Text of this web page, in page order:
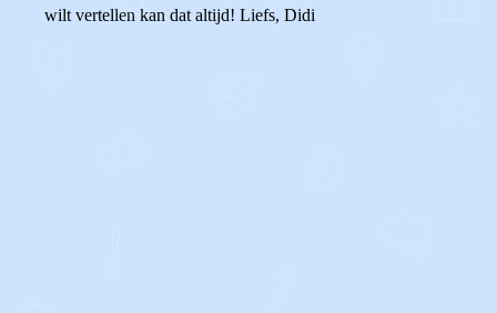
wilt vertellen kan dat altijd! Liefs, Didi